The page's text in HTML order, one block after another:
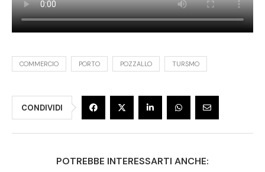
COMMERCIO PORTO POZZALLO TURSMO
CONDIVIDI
POTREBBE INTERESSARTI ANCHE: